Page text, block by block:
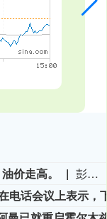
价走高。
彭博美元现货指数上涨 0.2%，油价走高。